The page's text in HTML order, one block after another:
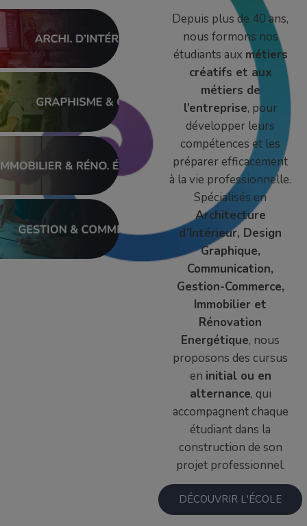
Depuis plus de 40 ans,
nous formons nos
étudiants aux métiers
créatifs et aux
métiers de
l’entreprise, pour
développer leurs
compétences et les
préparer efficacement
à la vie professionnelle.
Spécialisés en
Architecture
d’Intérieur, Design
Graphique,
Communication,
Gestion-Commerce,
Immobilier et
Rénovation
Energétique, nous
proposons des cursus
en initial ou en
alternance, qui
accompagnent chaque
étudiant dans la
construction de son
projet professionnel.
DÉCOUVRIR L'ÉCOLE